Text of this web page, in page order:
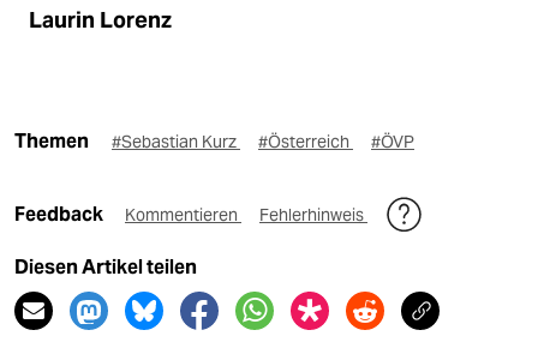
Laurin Lorenz
Themen #Sebastian Kurz #Österreich #ÖVP
Feedback Kommentieren Fehlerhinweis
Diesen Artikel teilen